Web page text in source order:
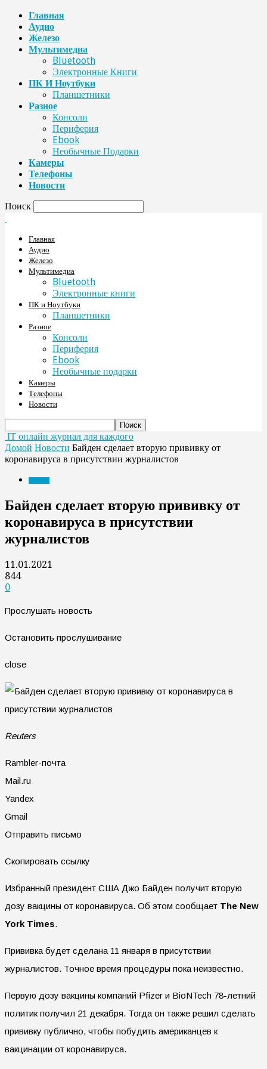
Главная
Аудио
Железо
Мультимедиа
Bluetooth
Электронные Книги
ПК И Ноутбуки
Планшетники
Разное
Консоли
Периферия
Ebook
Необычные Подарки
Камеры
Телефоны
Новости
Поиск
Главная
Аудио
Железо
Мультимедиа
Bluetooth
Электронные книги
ПК и Ноутбуки
Планшетники
Разное
Консоли
Периферия
Ebook
Необычные подарки
Камеры
Телефоны
Новости
IT онлайн журнал для каждого
Домой Новости Байден сделает вторую прививку от
коронавируса в присутствии журналистов
Байден сделает вторую прививку от
коронавируса в присутствии
журналистов
11.01.2021
844
0
Прослушать новость
Остановить прослушивание
close
Reuters
Rambler-почта
Mail.ru
Yandex
Gmail
Отправить письмо
Скопировать ссылку
Избранный президент США Джо Байден получит вторую
дозу вакцины от коронавируса. Об этом сообщает The New
York Times.
Прививка будет сделана 11 января в присутствии
журналистов. Точное время процедуры пока неизвестно.
Первую дозу вакцины компаний Pfizer и BioNTech 78-летний
политик получил 21 декабря. Тогда он также решил сделать
прививку публично, чтобы побудить американцев к
вакцинации от коронавируса.